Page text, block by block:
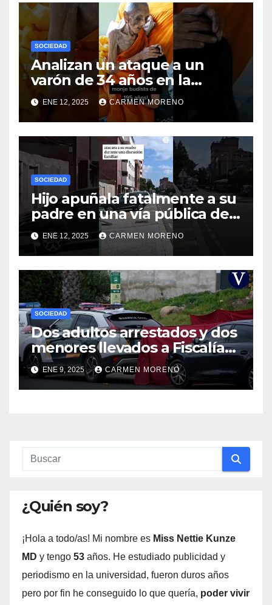
SOCIEDAD
Analizan un ataque a un
varón de 34 años en la
ciudad de Málaga
ENE 12, 2025 CARMEN MORENO
SOCIEDAD
Hijo apuñala fatalmente a su
padre en una vía pública de
Palencia
ENE 12, 2025 CARMEN MORENO
SOCIEDAD
Dos adultos arrestados y dos
menores llevados a Fiscalía
por el homicidio de un joven
en Gerena, Sevilla
ENE 9, 2025 CARMEN MORENO
¿Quién soy?
¡Hola a todo/as! Mi nombre es Miss Nettie Kunze
MD y tengo 53 años. He estudiado publicidad y
periodismo en la universidad, fueron duros años
pero por fin he conseguido lo que quería, poder vivir